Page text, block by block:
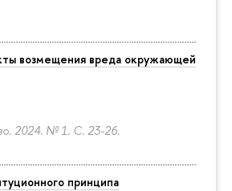
возмещения вреда окружающей
2024. № 1. С. 23-26.
принципа